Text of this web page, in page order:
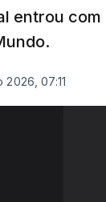
entrou
2026, 07:11